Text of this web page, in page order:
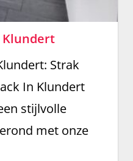
Klundert
Strak
In Klundert
stijlvolle
met onze